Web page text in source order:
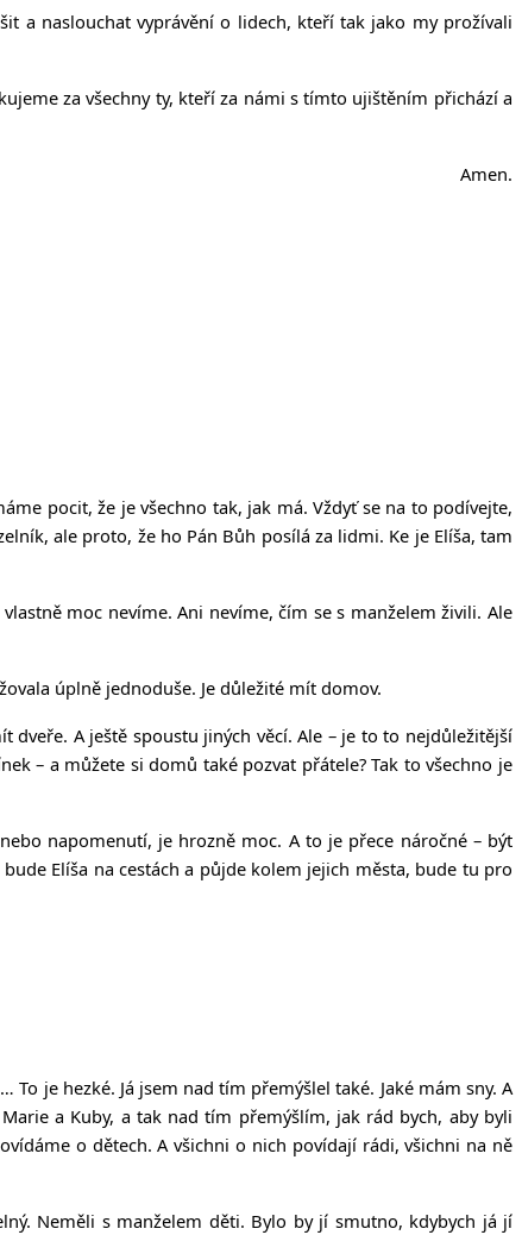
a naslouchat vyprávění o lidech, kteří tak jako my prožívali
za všechny ty, kteří za námi s tímto ujištěním přichází a
Amen.
pocit, že je všechno tak, jak má. Vždyť se na to podívejte,
ale proto, že ho Pán Bůh posílá za lidmi. Ke je Elíša, tam
moc nevíme. Ani nevíme, čím se s manželem živili. Ale
úplně jednoduše. Je důležité mít domov.
A ještě spoustu jiných věcí. Ale – je to to nejdůležitější
– a můžete si domů také pozvat přátele? Tak to všechno je
napomenutí, je hrozně moc. A to je přece náročné – být
Elíša na cestách a půjde kolem jejich města, bude tu pro
je hezké. Já jsem nad tím přemýšlel také. Jaké mám sny. A
a Kuby, a tak nad tím přemýšlím, jak rád bych, aby byli
o dětech. A všichni o nich povídají rádi, všichni na ně
Neměli s manželem děti. Bylo by jí smutno, kdybych já jí